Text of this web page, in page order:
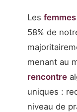
Les femmes
58% de
menant au
rencontre
uniques :
niveau de